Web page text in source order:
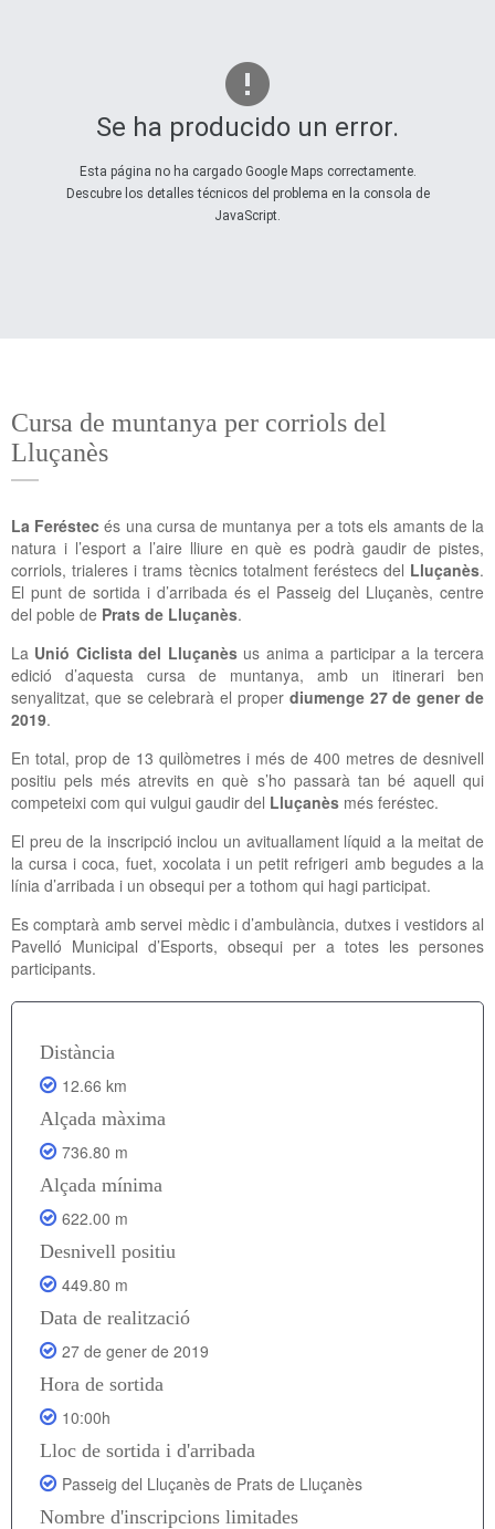
Se ha producido un error.
Esta página no ha cargado Google Maps correctamente.
Descubre los detalles técnicos del problema en la consola de
JavaScript.
Cursa de muntanya per corriols del
Lluçanès
La Feréstec és una cursa de muntanya per a tots els amants de la
natura i l’esport a l’aire lliure en què es podrà gaudir de pistes,
corriols, trialeres i trams tècnics totalment feréstecs del Lluçanès.
El punt de sortida i d’arribada és el Passeig del Lluçanès, centre
del poble de Prats de Lluçanès.
La Unió Ciclista del Lluçanèsus anima a participar a la tercera
edició d’aquesta cursa de muntanya, amb un itinerari ben
senyalitzat, que se celebrarà el proper diumenge 27 de gener de
2019.
En total, prop de 13 quilòmetres i més de 400 metres de desnivell
positiu pels més atrevits en què s’ho passarà tan bé aquell qui
competeixi com qui vulgui gaudir del Lluçanès més feréstec.
El preu de la inscripció inclou un avituallament líquid a la meitat de
la cursa i coca, fuet, xocolata i un petit refrigeri amb begudes a la
línia d’arribada i un obsequi per a tothom qui hagi participat.
Es comptarà amb servei mèdic i d’ambulància, dutxes i vestidors al
Pavelló Municipal d’Esports, obsequi per a totes les persones
participants.
Distància
12.66 km
Alçada màxima
736.80 m
Alçada mínima
622.00 m
Desnivell positiu
449.80 m
Data de realització
27 de gener de 2019
Hora de sortida
10:00h
Lloc de sortida i d'arribada
Passeig del Lluçanès de Prats de Lluçanès
Nombre d'inscripcions limitades